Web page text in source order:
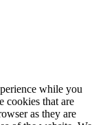
while you
cookies that are
as they are